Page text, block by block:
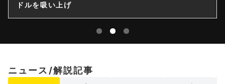
ドルを吸い上げ
ニュース/解説記事